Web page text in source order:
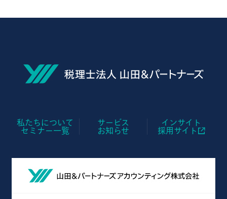
私たちについて サービス
インサイト
セミナー一覧
お知らせ 採用サイト